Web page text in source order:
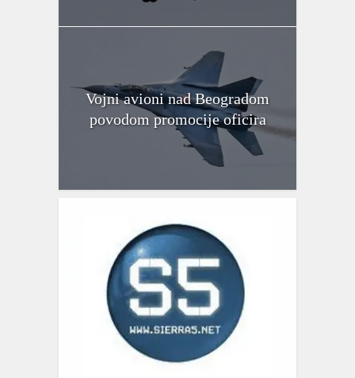
Vojni avioni nad Beogradom
povodom promocije oficira